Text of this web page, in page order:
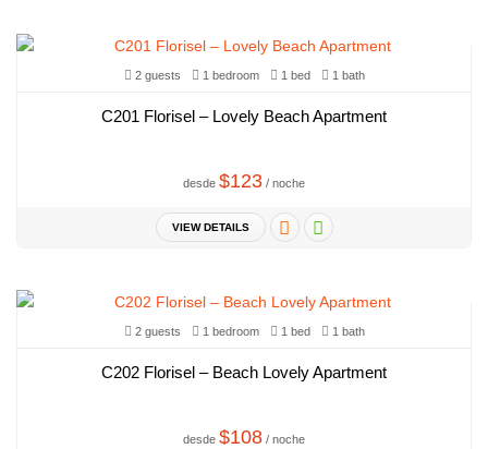
2 guests 1 bedroom 1 bed 1 bath
C201 Florisel – Lovely Beach Apartment
desde $123 / noche
VIEW DETAILS
2 guests 1 bedroom 1 bed 1 bath
C202 Florisel – Beach Lovely Apartment
desde $108 / noche